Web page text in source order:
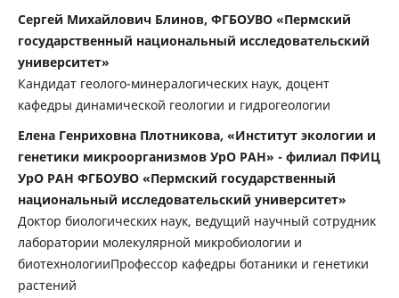
Сергей Михайлович Блинов, ФГБОУВО «Пермский
государственный национальный исследовательский
университет»
Кандидат геолого-минералогических наук, доцент
кафедры динамической геологии и гидрогеологии
Елена Генриховна Плотникова, «Институт экологии и
генетики микроорга­низмов УрО РАН» - филиал ПФИЦ
УрО РАН ФГБОУВО «Пермский государственный
национальный исследовательский университет»
Доктор биологи­ческих наук, ведущий научный сотрудник
лабо­ратории молекулярной микробиологии и
биотехнологииПрофессор кафедры ботаники и генетики
растений